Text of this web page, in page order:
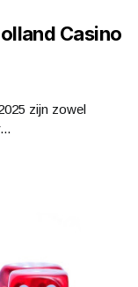
Casino
zijn zowel